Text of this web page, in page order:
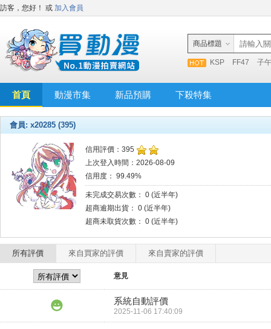
訪客，您好！ 或 加入會員
商品標題
KSP FF47 子
首頁 動漫市集 新品預購 下殺特集
會員: x20285 (395)
信用評價：395
上次登入時間：2026-08-09
信用度： 99.49%
未完成交易次數： 0 (近半年)
超商逾期出貨： 0 (近半年)
超商未取貨次數： 0 (近半年)
所有評價 來自買家的評價 來自賣家的評價
意見
系統自動評價
2025-11-06 17:40:09